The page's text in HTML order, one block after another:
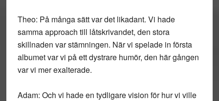
Theo: På många sätt var det likadant. Vi hade
samma approach till låtskrivandet, den stora
skillnaden var stämningen. När vi spelade in första
albumet var vi på ett dystrare humör, den här gången
var vi mer exalterade.
Adam: Och vi hade en tydligare vision för hur vi ville